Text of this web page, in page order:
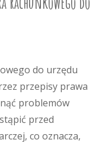
do urzędu
przepisy prawa
problemów
przed
co oznacza,